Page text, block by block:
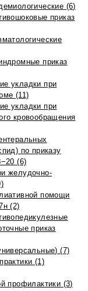
(6)
приказ
приказ
укладки при
(11)
укладки при
кровообращения
по приказу
(6)
желудочно-
помощи
(2)
приказ
(7)
(1)
профилактики (3)